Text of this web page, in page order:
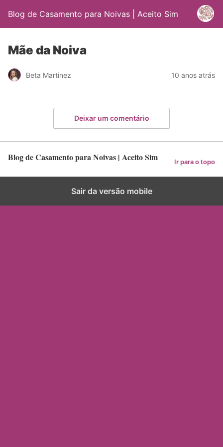
Blog de Casamento para Noivas | Aceito Sim
Mãe da Noiva
Beta Martinez 10 anos atrás
Deixar um comentário
Blog de Casamento para Noivas | Aceito Sim Ir para o topo
Sair da versão mobile